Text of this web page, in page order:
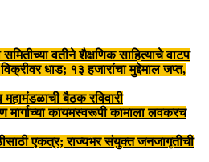
वतीने शैक्षणिक साहित्याचे वाटप
विक्रीवर धाड; १३ हजारांचा मुद्देमाल जप्त,
बैठक रविवारी
कायमस्वरूपी कामाला लवकरच
एकत्र; राज्यभर संयुक्त जनजागृतीची